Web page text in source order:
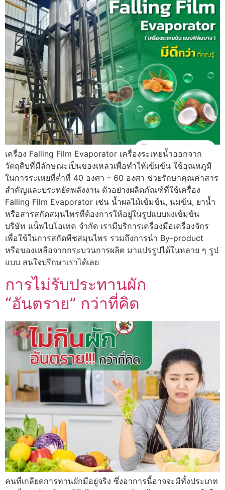
เครื่อง Falling Film Evaporator เครื่องระเหยน้ำออกจาก
วัตถุดิบที่มีลักษณะเป็นของเหลวเพื่อทำให้เข้มข้น ใช้อุณหภูมิ
ในการระเหยที่ต่ำที่ 40 องศา – 60 องศา ช่วยรักษาคุณค่าสาร
สำคัญและประหยัดพลังงาน ตัวอย่างผลิตภัณฑ์ที่ใช้เครื่อง
Falling Film Evaporator เช่น น้ำผลไม้เข้มข้น, นมข้น, ยาน้ำ
หรือสารสกัดสมุนไพรที่ต้องการให้อยู่ในรูปแบบผงเข้มข้น
บริษัท แน็พไบโอเทค จำกัด เรามีบริการเครื่องมือเครื่องจักร
เพื่อใช้ในการสกัดพืชสมุนไพร รวมถึงการนำ By-product
หรือของเหลือจากกระบวนการผลิต มาแปรรูปได้ในหลาย ๆ รูป
แบบ สนใจปรึกษาเราได้เลย
การไม่รับประทานผัก
“อันตราย” กว่าที่คิด
คนที่เกลียดการทานผักมีอยู่จริง ซึ่งอาการนี้อาจจะมีทั้งประเภท